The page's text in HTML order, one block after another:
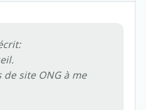
de site ONG à me